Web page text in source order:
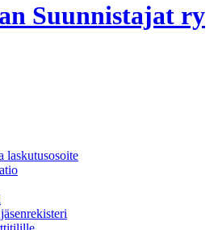
Suunnistajat ry
laskutusosoite